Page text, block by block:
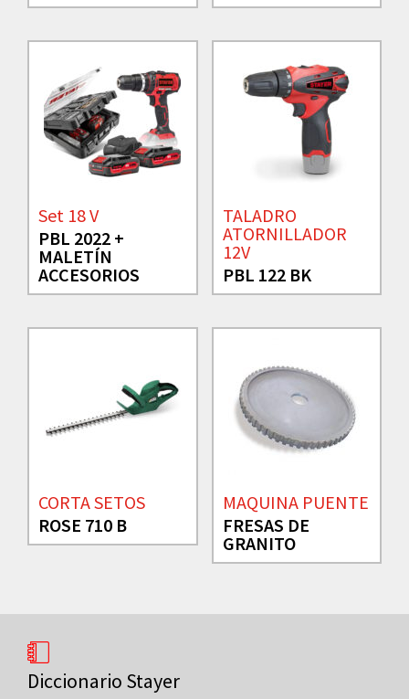
Set 18 V
PBL 2022 +
MALETÍN
ACCESORIOS
TALADRO
ATORNILLADOR
12V
PBL 122 BK
CORTA SETOS
ROSE 710 B
MAQUINA PUENTE
FRESAS DE
GRANITO
Diccionario Stayer